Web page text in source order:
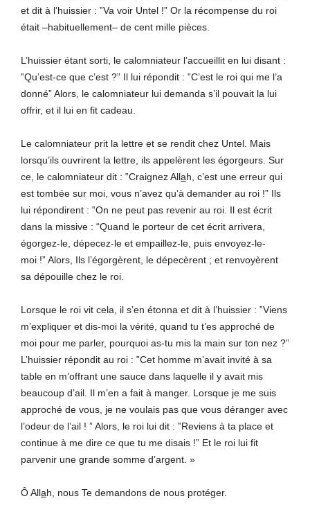
et dit à l’huissier : ‟Va voir Untel !” Or la récompense du roi
était –habituellement– de cent mille pièces.
L’huissier étant sorti, le calomniateur l’accueillit en lui disant :
‟Qu’est-ce que c’est ?” Il lui répondit : ‟C’est le roi qui me l’a
donné” Alors, le calomniateur lui demanda s’il pouvait la lui
offrir, et il lui en fit cadeau.
Le calomniateur prit la lettre et se rendit chez Untel. Mais
lorsqu’ils ouvrirent la lettre, ils appelèrent les égorgeurs. Sur
ce, le calomniateur dit : ‟Craignez Allah, c’est une erreur qui
est tombée sur moi, vous n’avez qu’à demander au roi !” Ils
lui répondirent : ‟On ne peut pas revenir au roi. Il est écrit
dans la missive : “Quand le porteur de cet écrit arrivera,
égorgez-le, dépecez-le et empaillez-le, puis envoyez-le-
moi !” Alors, Ils l’égorgèrent, le dépecèrent ; et renvoyèrent
sa dépouille chez le roi.
Lorsque le roi vit cela, il s’en étonna et dit à l’huissier : ‟Viens
m’expliquer et dis-moi la vérité, quand tu t’es approché de
moi pour me parler, pourquoi as-tu mis la main sur ton nez ?”
L’huissier répondit au roi : ‟Cet homme m’avait invité à sa
table en m’offrant une sauce dans laquelle il y avait mis
beaucoup d’ail. Il m’en a fait à manger. Lorsque je me suis
approché de vous, je ne voulais pas que vous déranger avec
l’odeur de l’ail ! ” Alors, le roi lui dit : ‟Reviens à ta place et
continue à me dire ce que tu me disais !” Et le roi lui fit
parvenir une grande somme d’argent. »
Ô Allah, nous Te demandons de nous protéger.